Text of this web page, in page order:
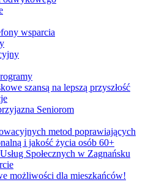
wsparcia
szansą na lepszą przyszłość
Seniorom
metod poprawiających
i jakość życia osób 60+
Społecznych w Zagnańsku
możliwości dla mieszkańców!